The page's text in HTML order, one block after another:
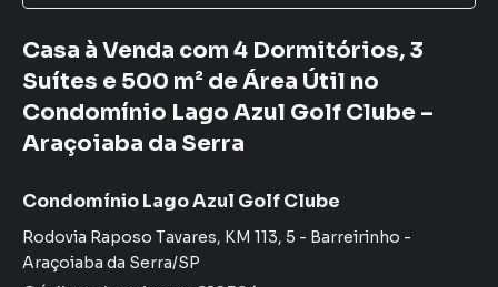
Casa à Venda com 4 Dormitórios, 3
Suítes e 500 m² de Área Útil no
Condomínio Lago Azul Golf Clube –
Araçoiaba da Serra
Condomínio Lago Azul Golf Clube
Rodovia Raposo Tavares, KM 113, 5 - Barreirinho -
Araçoiaba da Serra/SP